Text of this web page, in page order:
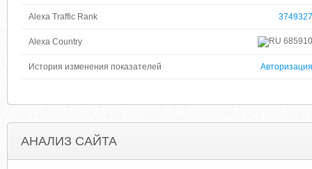
Alexa Traffic Rank 3749327
Alexa Country 685910
История изменения показателей Авторизация
АНАЛИЗ САЙТА